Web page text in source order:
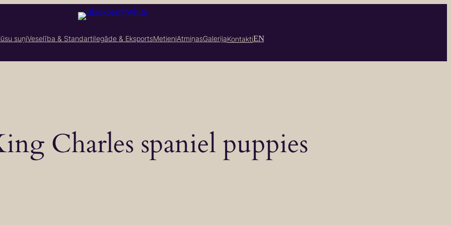
suņiVeselība & StandartiIegāde & EksportsMetieniAtmiņasGalerijaKontaktiEN
Charles spaniel puppies